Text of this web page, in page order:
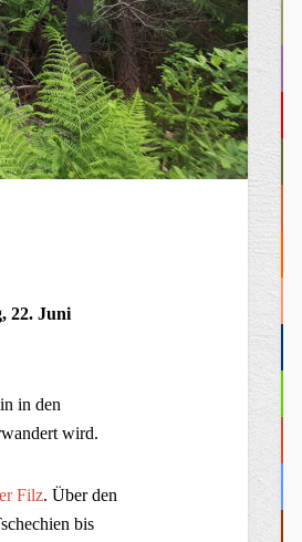
22. Juni
in den
wird.
Filz. Über den
bis